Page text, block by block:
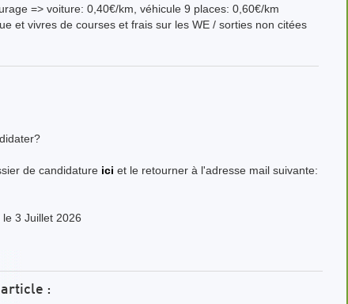
=> voiture: 0,40€/km, véhicule 9 places: 0,60€/km
et vivres de courses et frais sur les WE / sorties non citées
de candidature ici et le retourner à l'adresse mail suivante:
3 Juillet 2026
: